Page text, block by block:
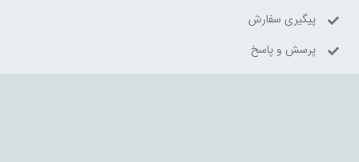
پیگیری سفارش
پرسش و پاسخ